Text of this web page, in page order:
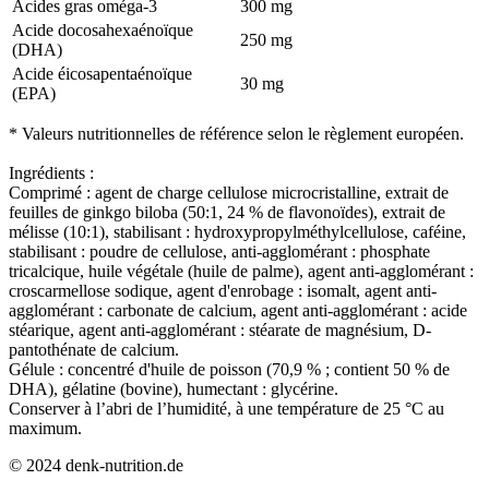
Acides gras oméga-3
300 mg
Acide docosahexaénoïque
(DHA)
250 mg
Acide éicosapentaénoïque
(EPA)
30 mg
* Valeurs nutritionnelles de référence selon le règlement européen.
Ingrédients :
Comprimé : agent de charge cellulose microcristalline, extrait de
feuilles de ginkgo biloba (50:1, 24 % de flavonoïdes), extrait de
mélisse (10:1), stabilisant : hydroxypropylméthylcellulose, caféine,
stabilisant : poudre de cellulose, anti-agglomérant : phosphate
tricalcique, huile végétale (huile de palme), agent anti-agglomérant :
croscarmellose sodique, agent d'enrobage : isomalt, agent anti-
agglomérant : carbonate de calcium, agent anti-agglomérant : acide
stéarique, agent anti-agglomérant : stéarate de magnésium, D-
pantothénate de calcium.
Gélule : concentré d'huile de poisson (70,9 % ; contient 50 % de
DHA), gélatine (bovine), humectant : glycérine.
Conserver à l’abri de l’humidité, à une température de 25 °C au
maximum.
© 2024 denk-nutrition.de